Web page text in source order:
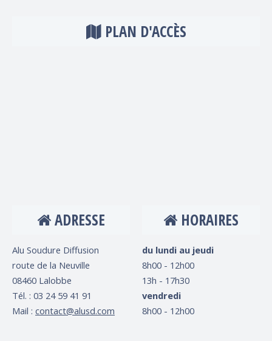
PLAN D'ACCÈS
ADRESSE
Alu Soudure Diffusion
route de la Neuville
08460 Lalobbe
Tél. : 03 24 59 41 91
Mail : contact@alusd.com
HORAIRES
du lundi au jeudi
8h00 - 12h00
13h - 17h30
vendredi
8h00 - 12h00